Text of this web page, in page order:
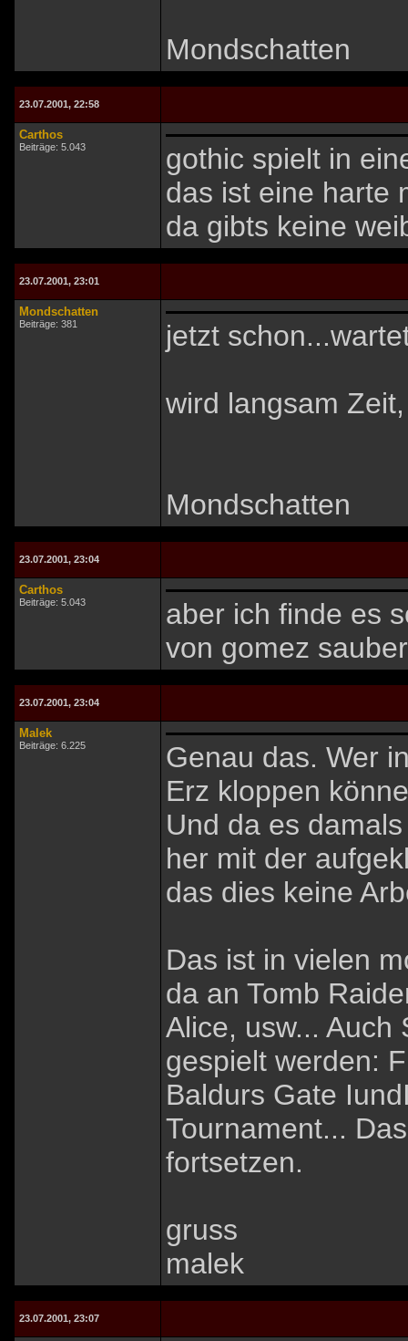
Mondschatten
23.07.2001, 22:58
Carthos
Beiträge: 5.043
gothic spielt in
das ist eine harte
da gibts keine
23.07.2001, 23:01
Mondschatten
Beiträge: 381 jetzt
wird langsam
Mondschatten
23.07.2001, 23:04
Carthos
Beiträge: 5.043
aber ich finde es
von gomez
23.07.2001, 23:04
Malek
Beiträge: 6.225
Genau das. Wer
Erz kloppen
Und da es
her mit der
das dies keine
Das ist in vielen
da an Tomb
Alice, usw... Auch
gespielt werden:
Baldurs Gate
Tournament...
fortsetzen.
gruss
malek
23.07.2001, 23:07